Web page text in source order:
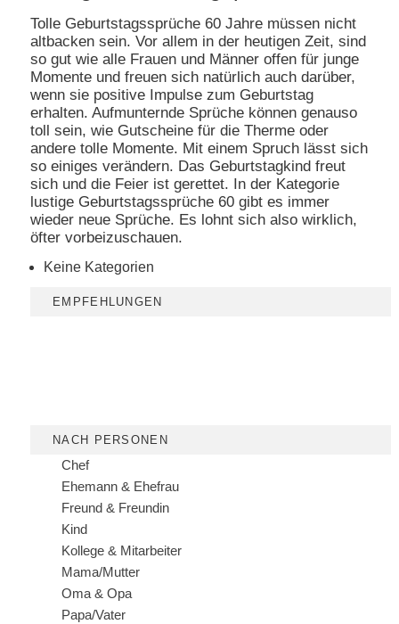
Tolle Geburtstagssprüche 60 Jahre müssen nicht
altbacken sein. Vor allem in der heutigen Zeit, sind
so gut wie alle Frauen und Männer offen für junge
Momente und freuen sich natürlich auch darüber,
wenn sie positive Impulse zum Geburtstag
erhalten. Aufmunternde Sprüche können genauso
toll sein, wie Gutscheine für die Therme oder
andere tolle Momente. Mit einem Spruch lässt sich
so einiges verändern. Das Geburtstagkind freut
sich und die Feier ist gerettet. In der Kategorie
lustige Geburtstagssprüche 60 gibt es immer
wieder neue Sprüche. Es lohnt sich also wirklich,
öfter vorbeizuschauen.
Keine Kategorien
EMPFEHLUNGEN
NACH PERSONEN
Chef
Ehemann & Ehefrau
Freund & Freundin
Kind
Kollege & Mitarbeiter
Mama/Mutter
Oma & Opa
Papa/Vater